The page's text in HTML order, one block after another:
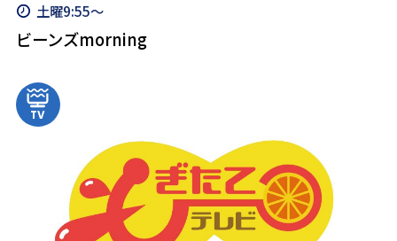
土曜9:55～
ビーンズmorning